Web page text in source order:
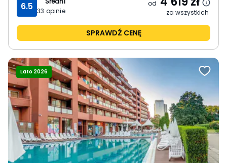
6.5 33 opinie
od
za wszystkich
SPRAWDŹ CENĘ
Lato 2026